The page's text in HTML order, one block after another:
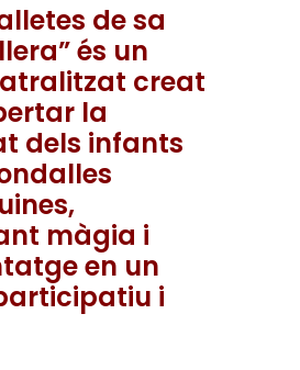
de sa
és un
creat
la
dels infants
màgia i
en un
i